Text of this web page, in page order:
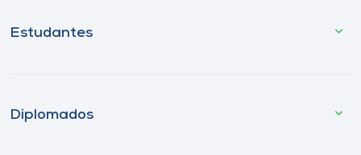
Estudantes
Diplomados